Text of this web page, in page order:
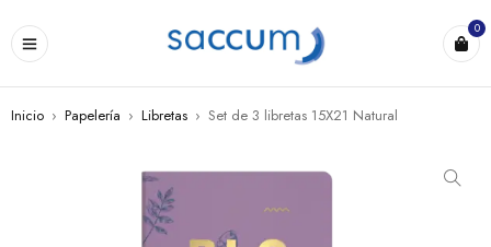
0
Inicio › Papelería › Libretas › Set de 3 libretas 15X21 Natural